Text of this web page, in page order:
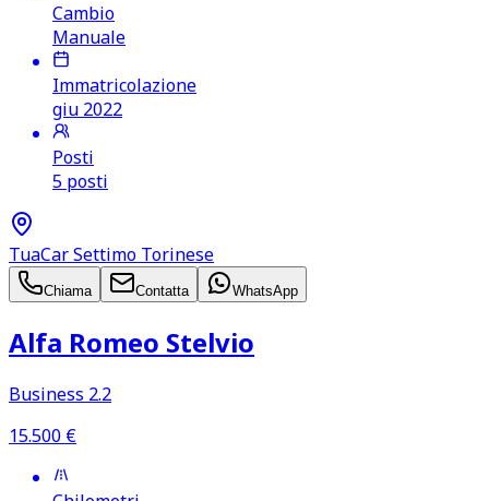
Cambio
Manuale
Immatricolazione
giu 2022
Posti
5 posti
TuaCar Settimo Torinese
Chiama Contatta WhatsApp
Alfa Romeo Stelvio
Business 2.2
15.500 €